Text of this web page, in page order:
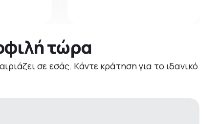
τώρα
σε εσάς. Κάντε κράτηση για το ιδανικό